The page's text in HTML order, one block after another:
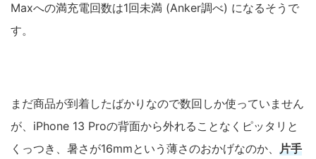
Maxへの満充電回数は1回未満 (Anker調べ) になるそうで
す。
まだ商品が到着したばかりなので数回しか使っていません
が、iPhone 13 Proの背面から外れることなくピッタリと
くっつき、暑さが16mmという薄さのおかげなのか、 片手